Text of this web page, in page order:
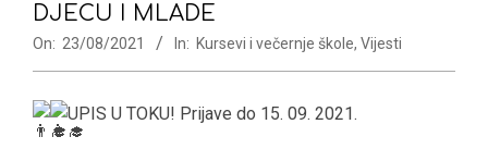
DJECU I MLADE
On: 23/08/2021 In: Kursevi i večernje škole, Vijesti
UPIS U TOKU! Prijave do 15. 09. 2021.